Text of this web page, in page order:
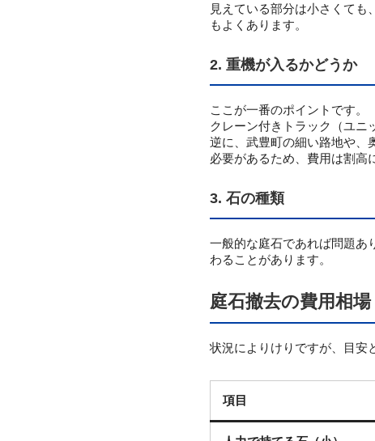
見えている部分は小さくても
もよくあります。
2. 重機が入るかどうか
ここが一番のポイントです。
クレーン付きトラック（ユニ
逆に、武豊町の細い路地や、
必要があるため、費用は割高
3. 石の種類
一般的な庭石であれば問題あ
わることがあります。
庭石撤去の費用相場
状況によりけりですが、目安
項目